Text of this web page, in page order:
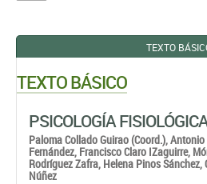
TEXTO
TEXTO BÁSICO
PSICOLOGÍA
Paloma Collado Guirao (Coord.),Antonio
Fernández, Francisco Claro IZaguirre,
Rodríguez Zafra, Helena Pinos Sánchez,
Núñez